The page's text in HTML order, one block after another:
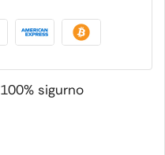
100% sigurno